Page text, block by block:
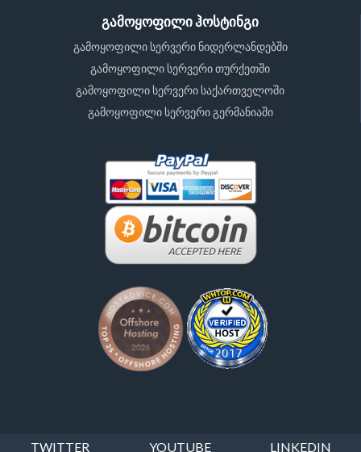
გამოყოფილი ჰოსტინგი
გამოყოფილი სერვერი ნიდერლანდებში
გამოყოფილი სერვერი თურქეთში
გამოყოფილი სერვერი საქართველოში
გამოყოფილი სერვერი გერმანიაში
TWITTER YOUTUBE LINKEDIN